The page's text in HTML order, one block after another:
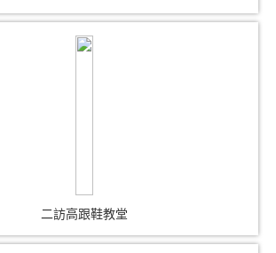
二訪高跟鞋教堂